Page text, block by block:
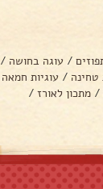
/ עוגה בחושה /
טחינה / עוגיות חמאה
/ מתכון לאורז /